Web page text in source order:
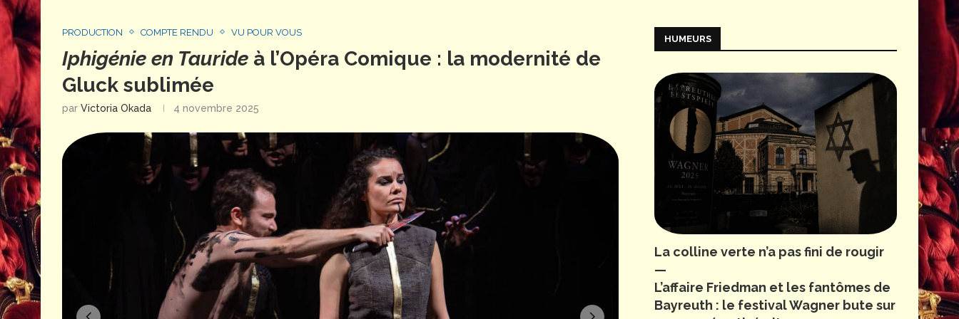
PRODUCTION COMPTE RENDU VU POUR VOUS
Iphigénie en Tauride à l’Opéra Comique : la modernité de
Gluck sublimée
par Victoria Okada 4 novembre 2025
HUMEURS
La colline verte n’a pas fini de rougir
—
L’affaire Friedman et les fantômes de
Bayreuth : le festival Wagner bute sur